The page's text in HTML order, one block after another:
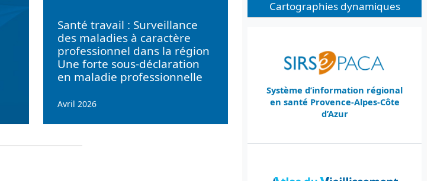
Santé travail : Surveillance
des maladies à caractère
professionnel dans la région
Une forte sous-déclaration
en maladie professionnelle
Avril 2026
Cartographies dynamiques
Système d’information régional
en santé Provence-Alpes-Côte
d’Azur